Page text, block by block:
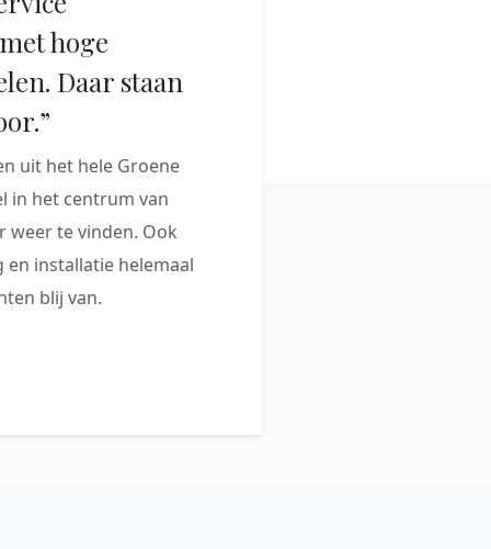
hoge
Daar staan
uit het hele Groene
in het centrum van
weer te vinden. Ook
en installatie helemaal
blij van.